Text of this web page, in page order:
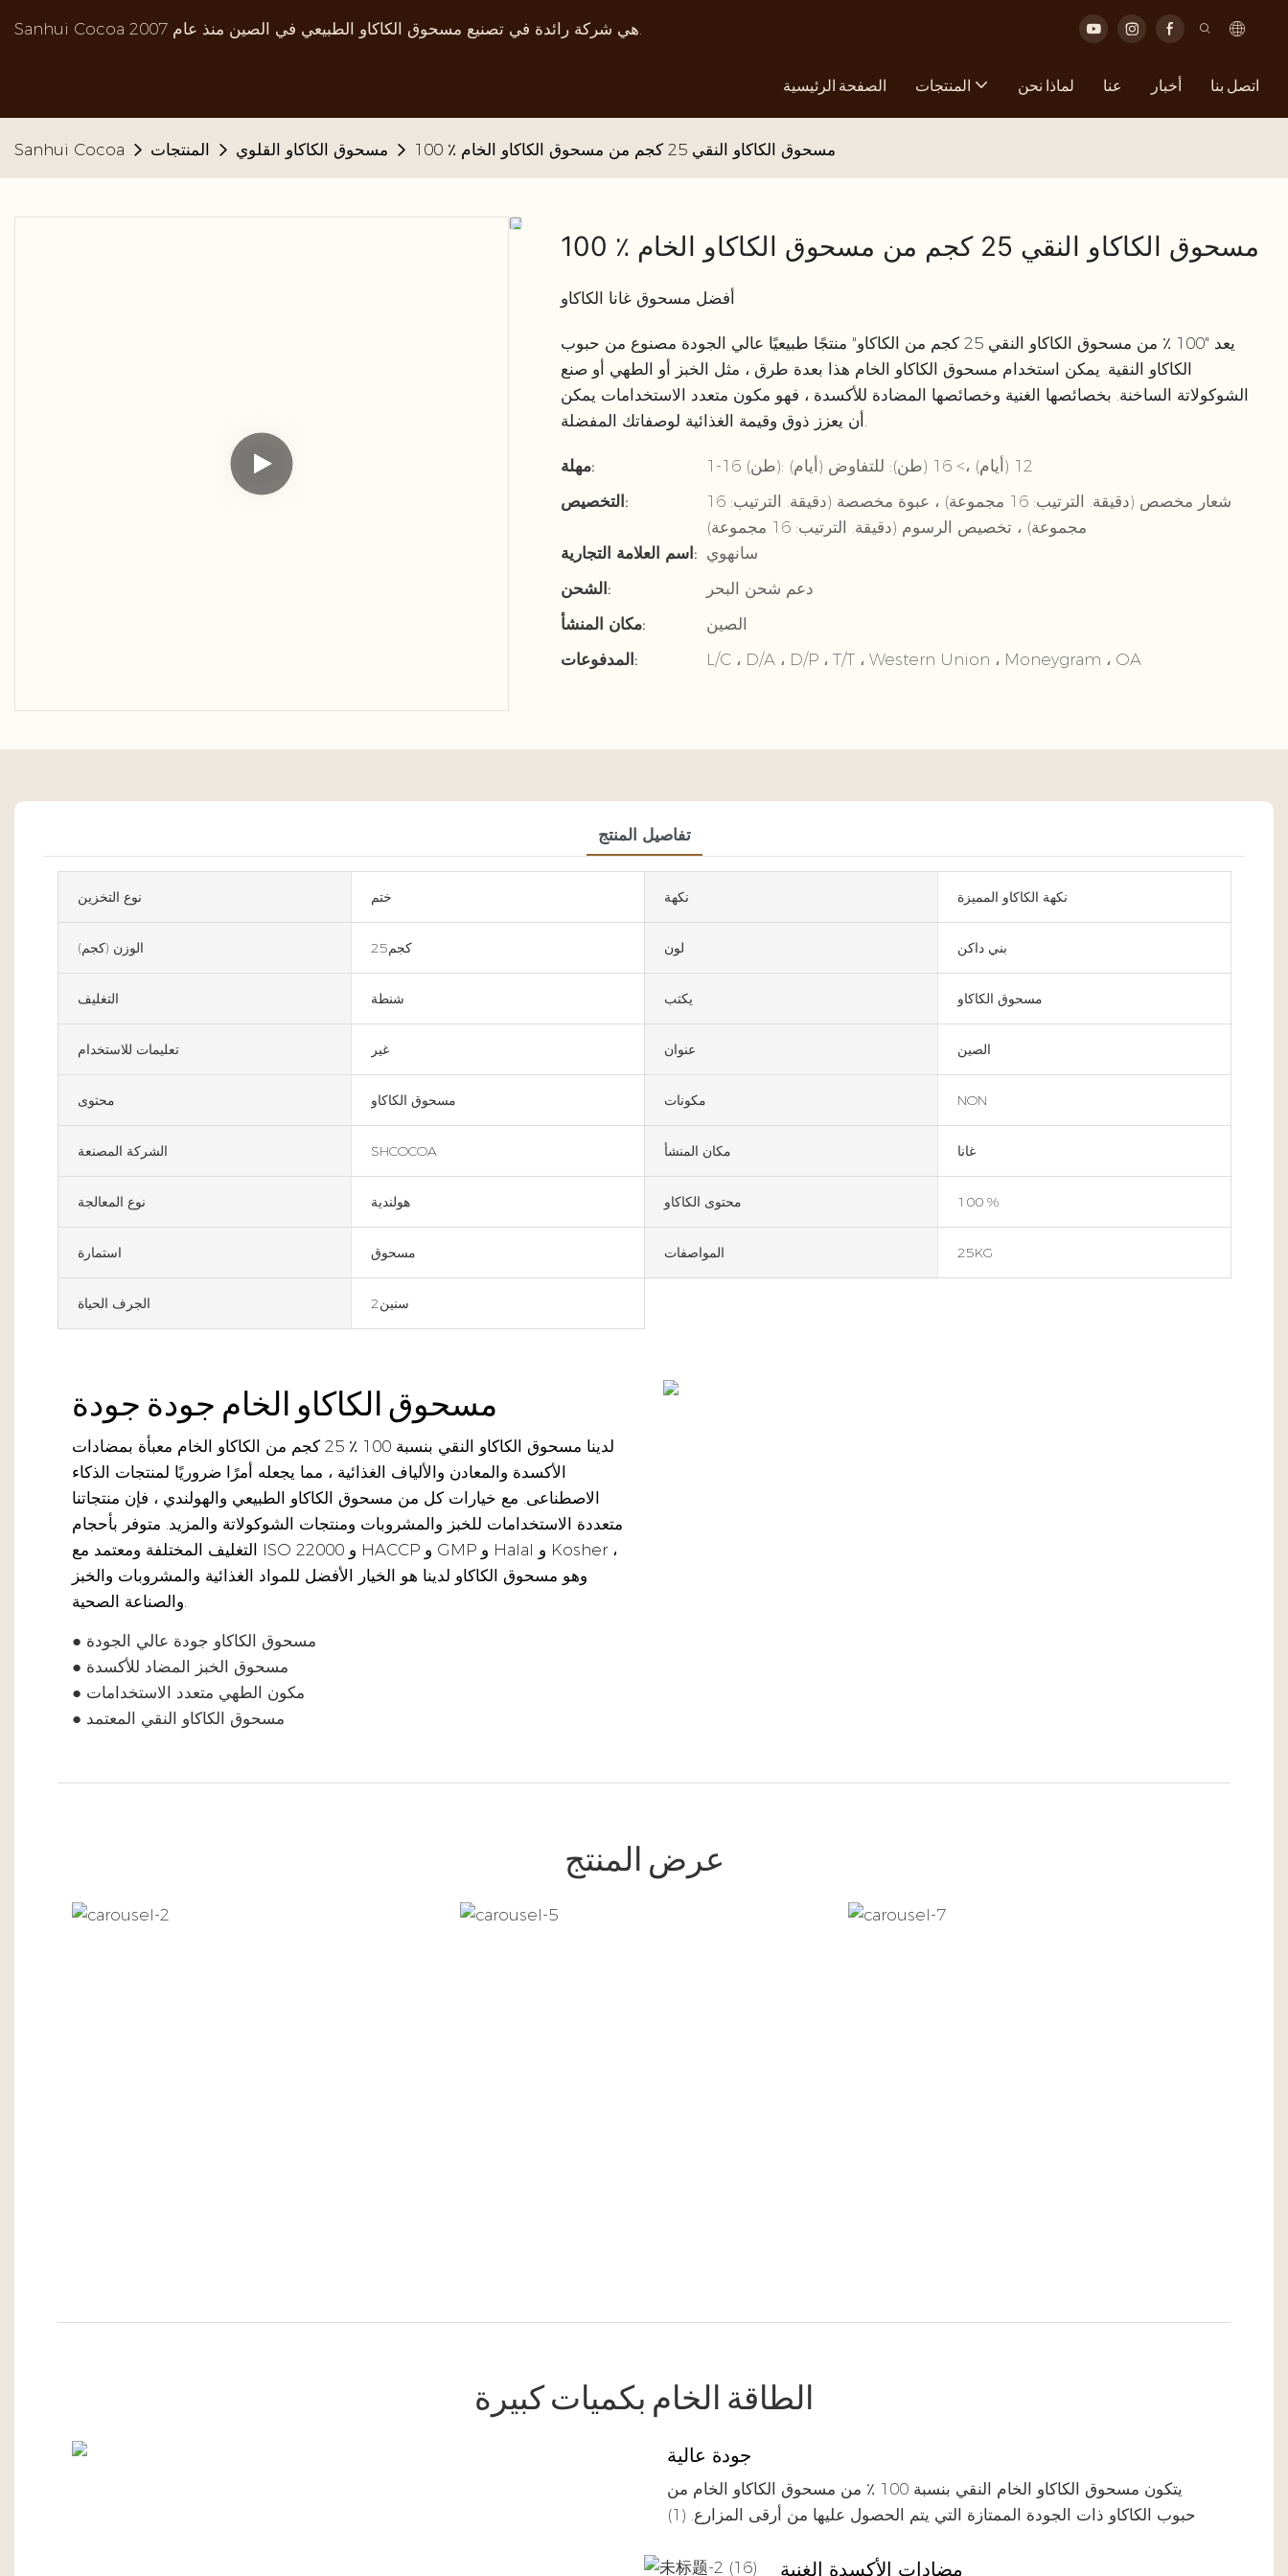
الصفحة الرئيسية المنتجات لماذا نحن عنا أخبار اتصل بنا
Sanhui Cocoa المنتجات مسحوق الكاكاو القلوي 100 ٪ مسحوق الكاكاو النقي 25 كجم من مسحوق الكاكاو الخام
100 ٪ مسحوق الكاكاو النقي 25 كجم من مسحوق الكاكاو الخام
أفضل مسحوق غانا الكاكاو
يعد "100 ٪ من مسحوق الكاكاو النقي 25 كجم من الكاكاو" منتجًا طبيعيًا عالي الجودة مصنوع من حبوب
الكاكاو النقية. يمكن استخدام مسحوق الكاكاو الخام هذا بعدة طرق ، مثل الخبز أو الطهي أو صنع
الشوكولاتة الساخنة. بخصائصها الغنية وخصائصها المضادة للأكسدة ، فهو مكون متعدد الاستخدامات يمكن
أن يعزز ذوق وقيمة الغذائية لوصفاتك المفضلة.
مهلة:
1-16 (طن): 12 (أيام) ،> 16 (طن): للتفاوض (أيام)
التخصيص:
شعار مخصص (دقيقة. الترتيب: 16 مجموعة) ، عبوة مخصصة (دقيقة. الترتيب: 16
مجموعة) ، تخصيص الرسوم (دقيقة. الترتيب: 16 مجموعة)
اسم العلامة التجارية: سانهوي
الشحن:
دعم شحن البحر
مكان المنشأ:
الصين
المدفوعات:
L/C ، D/A ، D/P ، T/T ، Western Union ، Moneygram ، OA
تفاصيل المنتج
نوع التخزين ختم نكهة نكهة الكاكاو المميزة
الوزن (كجم) كجم25 لون بني داكن
التغليف شنطة يكتب مسحوق الكاكاو
تعليمات للاستخدام غير عنوان الصين
محتوى مسحوق الكاكاو مكونات NON
الشركة المصنعة SHCOCOA مكان المنشأ غانا
نوع المعالجة هولندية محتوى الكاكاو 100 %
استمارة مسحوق المواصفات 25KG
الجرف الحياة سنين2
لدينا مسحوق الكاكاو النقي بنسبة 100 ٪ 25 كجم من الكاكاو الخام معبأة بمضادات
الأكسدة والمعادن والألياف الغذائية ، مما يجعله أمرًا ضروريًا لمنتجات الذكاء
الاصطناعى. مع خيارات كل من مسحوق الكاكاو الطبيعي والهولندي ، فإن منتجاتنا
متعددة الاستخدامات للخبز والمشروبات ومنتجات الشوكولاتة والمزيد. متوفر بأحجام
التغليف المختلفة ومعتمد مع ISO 22000 و HACCP و GMP و Halal و Kosher ،
وهو مسحوق الكاكاو لدينا هو الخيار الأفضل للمواد الغذائية والمشروبات والخبز
والصناعة الصحية.
● مسحوق الكاكاو جودة عالي الجودة
● مسحوق الخبز المضاد للأكسدة
● مكون الطهي متعدد الاستخدامات
● مسحوق الكاكاو النقي المعتمد
عرض المنتج
الطاقة الخام بكميات كبيرة
جودة عالية
يتكون مسحوق الكاكاو الخام النقي بنسبة 100 ٪ من مسحوق الكاكاو الخام من
حبوب الكاكاو ذات الجودة الممتازة التي يتم الحصول عليها من أرقى المزارع. (1)
مضادات الأكسدة الغنية